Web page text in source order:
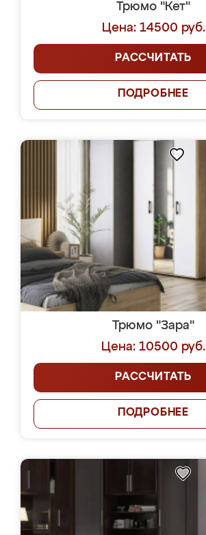
Трюмо "Кет"
Цена: 14500 руб.
РАССЧИТАТЬ
ПОДРОБНЕЕ
Трюмо "Зара"
Цена: 10500 руб.
РАССЧИТАТЬ
ПОДРОБНЕЕ